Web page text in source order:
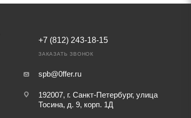
+7 (812) 243-18-15
ЗАКАЗАТЬ ЗВОНОК
spb@0ffer.ru
192007, г. Санкт-Петербург, улица
Тосина, д. 9, корп. 1Д